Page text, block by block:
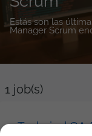
Estás son las
Manager Scrum
1 job(s)
Technical QA